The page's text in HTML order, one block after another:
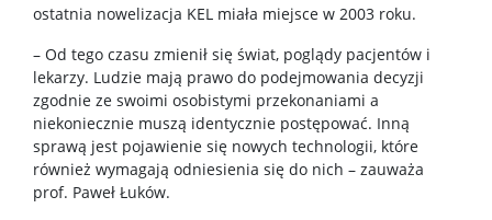
ostatnia nowelizacja KEL miała miejsce w 2003 roku.
– Od tego czasu zmienił się świat, poglądy pacjentów i
lekarzy. Ludzie mają prawo do podejmowania decyzji
zgodnie ze swoimi osobistymi przekonaniami a
niekoniecznie muszą identycznie postępować. Inną
sprawą jest pojawienie się nowych technologii, które
również wymagają odniesienia się do nich – zauważa
prof. Paweł Łuków.